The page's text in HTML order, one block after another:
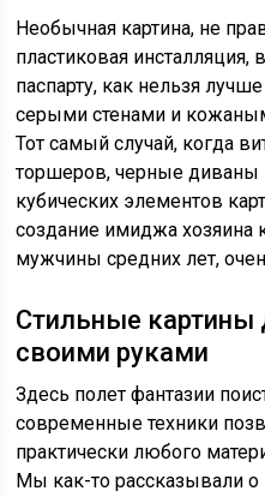
Необычная картина, не
пластиковая
паспарту, как нельзя
серыми стенами и
Тот самый случай, когда
торшеров, черные диваны
кубических элементов
создание имиджа хозяина
мужчины средних лет,
Стильные картины
своими руками
Здесь полет фантазии
современные техники
практически любого
Мы как-то рассказывали